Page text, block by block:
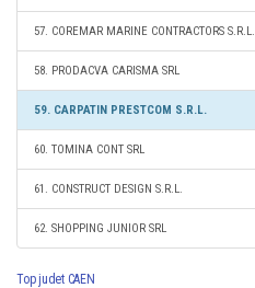
57. COREMAR MARINE CONTRACTORS S.R.L.
58. PRODACVA CARISMA SRL
59. CARPATIN PRESTCOM S.R.L.
60. TOMINA CONT SRL
61. CONSTRUCT DESIGN S.R.L.
62. SHOPPING JUNIOR SRL
Top judet CAEN